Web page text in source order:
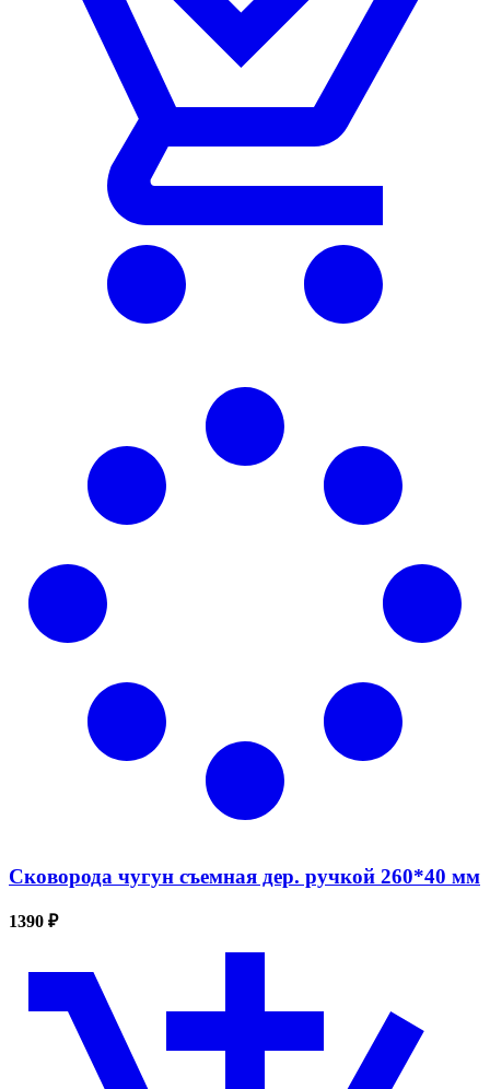
Сковорода чугун съемная дер. ручкой 260*40 мм
1390 ₽